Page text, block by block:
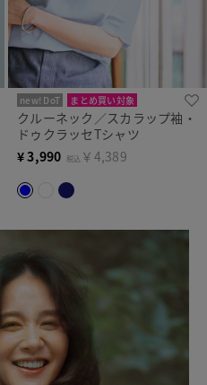
new! DoT まとめ買い対象
クルーネック／スカラップ袖・
ドゥクラッセTシャツ
¥3,990 税込 ￥4,389